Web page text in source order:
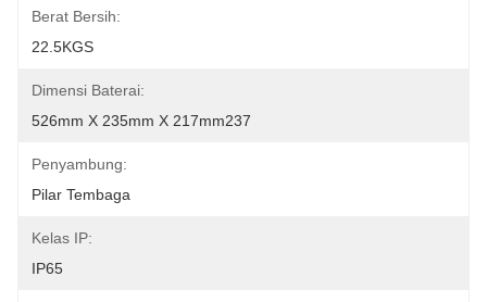
Berat Bersih:
22.5KGS
Dimensi Baterai:
526mm X 235mm X 217mm237
Penyambung:
Pilar Tembaga
Kelas IP:
IP65